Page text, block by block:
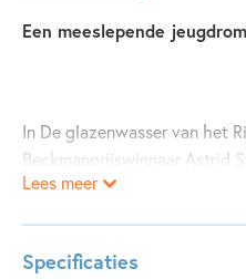
Een meeslepende
In De glazenwasser van het
Beckmanprijswinnaar Astrid
Amsterdam, wanneer de 12-
hoofdstad.
Lees meer
Specificaties